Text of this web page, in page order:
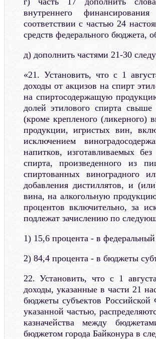
внутреннего
соответствии с частью 24
средств федерального бюджета,
д) дополнить частями 21-30
«21. Установить, что с 1
доходы от акцизов на спирт
на спиртосодержащую
долей этилового спирта
(кроме крепленого (ликерного)
продукции, игристых вин,
исключением
напитков, изготавливаемых
спирта, произведенного из
спиртованных виноградного
добавления дистиллятов, и
вина, на алкогольную
процентов включительно, за
подлежат зачислению по
1) 15,6 процента - в
2) 84,4 процента - в бюджеты
22. Установить, что с 1
доходы, указанные в части 21
бюджеты субъектов
указанной частью,
казначейства между
бюджетом города Байконура в